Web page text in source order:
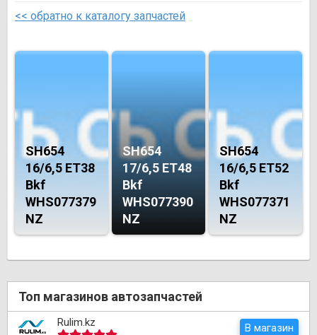
<< обратно к каталогу запчастей
SH654
16/6,5 ET38
Bkf
WHS077379
NZ
SH654
17/6,5 ET48
Bkf
WHS077390
NZ
SH654
16/6,5 ET52
Bkf
WHS077371
NZ
Топ магазинов автозапчастей
Rulim.kz В магазин